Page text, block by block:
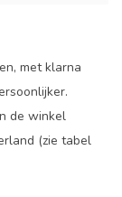
met klarna
de winkel
(zie tabel